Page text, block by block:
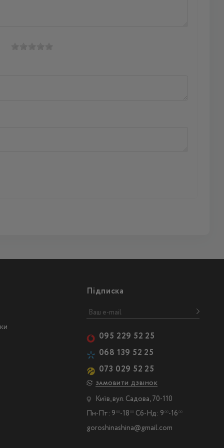
Підписка
095 229 52 25
068 139 52 25
073 029 52 25
ЗАМОВИТИ ДЗВІНОК
Київ, вул. Садова, 70-110
Пн-Пт: 9 00-18 00Сб-Нд: 9 00-16 00
goroshinashina@gmail.com